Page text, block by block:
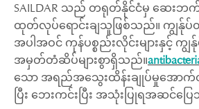
SAILDAR သည် တရုတ်နိုင်ငံမှ ဆေးဘ
ထုတ်လုပ်ရောင်းချသူဖြစ်သည်။ ကျွန်ုပ်တို့
အပါအဝင် ကုန်ပစ္စည်းလိုင်းများနှင့်
အမှတ်တံဆိပ်များစွာရှိသည်။
သော အရည်အသွေးထိန်းချုပ်မှုအော
ပြီး ဘေးကင်းပြီး အသုံးပြုရအဆင်ပြ